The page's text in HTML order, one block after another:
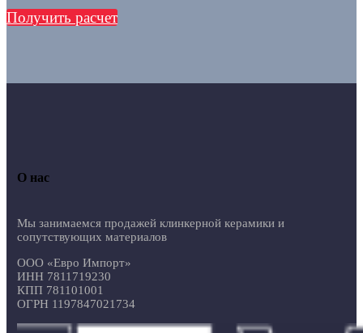
Получить расчет
О нас
Мы занимаемся продажей клинкерной керамики и
сопутствующих материалов
ООО «Евро Импорт»
ИНН 7811719230
КПП 781101001
ОГРН 1197847021734